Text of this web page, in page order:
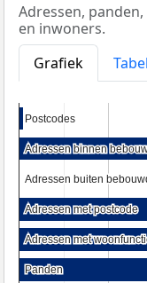
Adressen,
en inwoners.
Grafiek
Tabel
Postcodes
Postcodes
Adressen binnen
Adressen binnen
Adressen buiten
Adressen buiten
Adressen met postcode
Adressen met postcode
Adressen met
Adressen met
Panden
Panden